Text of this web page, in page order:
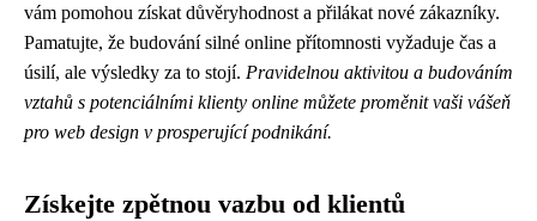
vám pomohou získat důvěryhodnost a přilákat nové zákazníky.
Pamatujte, že budování silné online přítomnosti vyžaduje čas a
úsilí, ale výsledky za to stojí. Pravidelnou aktivitou a budováním
vztahů s potenciálními klienty online můžete proměnit vaši vášeň
pro web design v prosperující podnikání.
Získejte zpětnou vazbu od klientů